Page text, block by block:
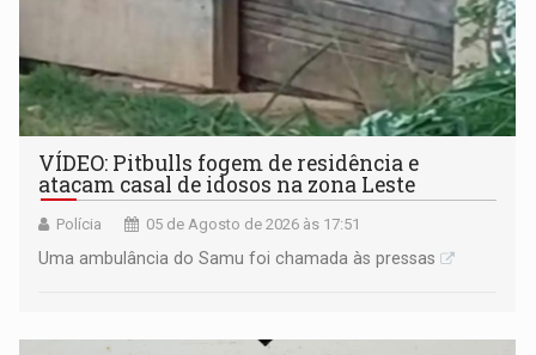
VÍDEO: Pitbulls fogem de residência e
atacam casal de idosos na zona Leste
Polícia 05 de Agosto de 2026 às 17:51
Uma ambulância do Samu foi chamada às pressas